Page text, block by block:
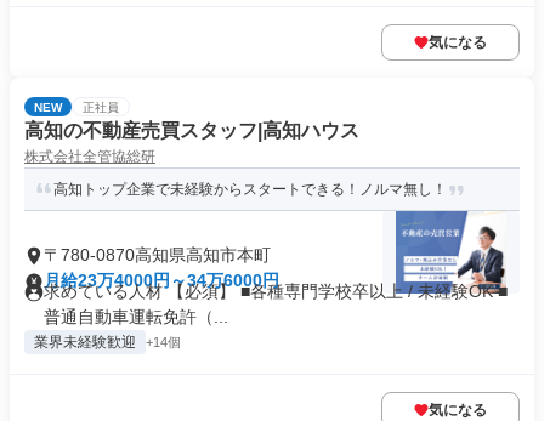
気になる
NEW 正社員
高知の不動産売買スタッフ|高知ハウス
株式会社全管協総研
高知トップ企業で未経験からスタートできる！ノルマ無し！
〒780-0870高知県高知市本町
月給23万4000円～34万6000円
求めている人材 【必須】 ■各種専門学校卒以上 / 未経験OK ■
普通自動車運転免許（...
業界未経験歓迎 +14個
気になる